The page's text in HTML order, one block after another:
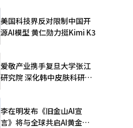
美国科技界反对限制中国开
源AI模型 黄仁勋力挺Kimi K3
爱敬产业携手复旦大学张江
研究院 深化韩中皮肤科研合
李在明发布《旧金山AI宣
言》将与全球共启AI黄金时